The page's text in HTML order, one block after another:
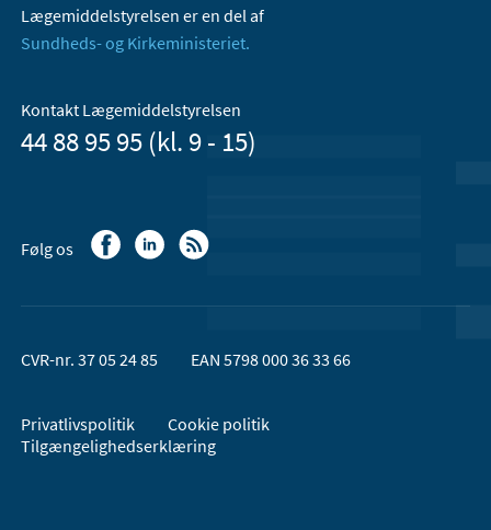
Lægemiddelstyrelsen er en del af
Sundheds- og Kirkeministeriet.
Kontakt Lægemiddelstyrelsen
44 88 95 95 (kl. 9 - 15)
Følg os
CVR-nr. 37 05 24 85 EAN 5798 000 36 33 66
Privatlivspolitik
Cookie politik
Tilgængelighedserklæring